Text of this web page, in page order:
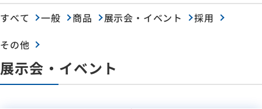
すべて 一般 商品 展示会・イベント
採用
その他
展示会・イベント